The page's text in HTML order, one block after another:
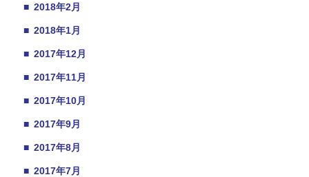
■ 2018年2月
■ 2018年1月
■ 2017年12月
■ 2017年11月
■ 2017年10月
■ 2017年9月
■ 2017年8月
■ 2017年7月